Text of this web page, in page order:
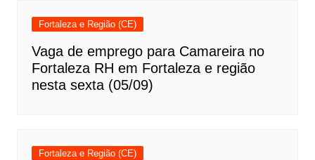
Fortaleza e Região (CE)
Vaga de emprego para Camareira no
Fortaleza RH em Fortaleza e região
nesta sexta (05/09)
Fortaleza e Região (CE)